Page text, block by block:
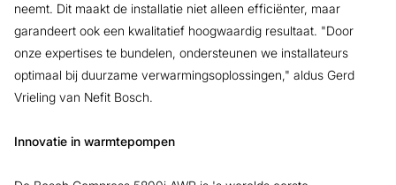
neemt. Dit maakt de installatie niet alleen efficiënter, maar
garandeert ook een kwalitatief hoogwaardig resultaat. "Door
onze expertises te bundelen, ondersteunen we installateurs
optimaal bij duurzame verwarmingsoplossingen," aldus Gerd
Vrieling van Nefit Bosch.
Innovatie in warmtepompen